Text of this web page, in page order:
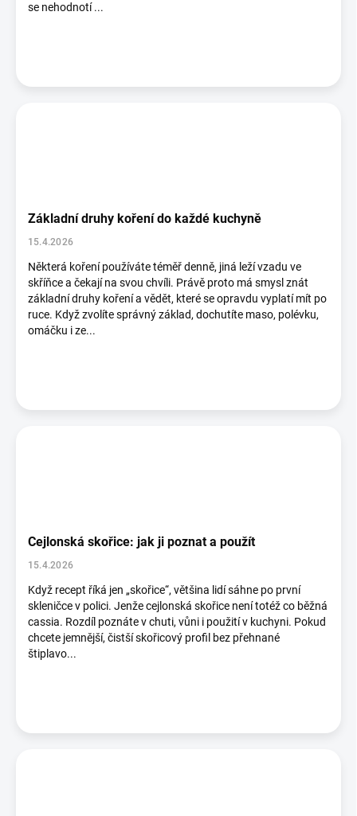
se nehodnotí ...
Základní druhy koření do každé kuchyně
15.4.2026
Některá koření používáte téměř denně, jiná leží vzadu ve
skříňce a čekají na svou chvíli. Právě proto má smysl znát
základní druhy koření a vědět, které se opravdu vyplatí mít po
ruce. Když zvolíte správný základ, dochutíte maso, polévku,
omáčku i ze...
Cejlonská skořice: jak ji poznat a použít
15.4.2026
Když recept říká jen „skořice“, většina lidí sáhne po první
skleničce v polici. Jenže cejlonská skořice není totéž co běžná
cassia. Rozdíl poznáte v chuti, vůni i použití v kuchyni. Pokud
chcete jemnější, čistší skořicový profil bez přehnané
štiplavo...